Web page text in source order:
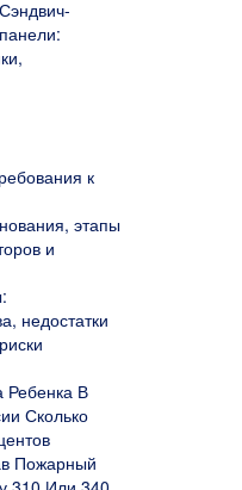
Сэндвич-
панели:
к
этапы
и
недостатки
В
Сколько
Пожарный